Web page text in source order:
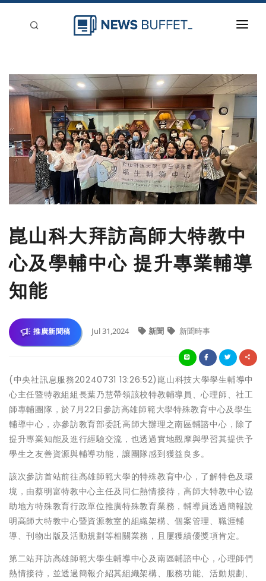
新聞稿分類
登入
刊登
崑山科大拜訪高師大特教中
心及學輔中心 提升專業輔導
知能
推廣新聞稿 Jul 31,2024 新聞 新聞時事
(中央社訊息服務20240731 13:26:52)崑山科技大學學生輔導中
心主任暨特教組組長葉乃慧帶領該校特教輔導員、心理師、社工
師專輔團隊，於7月22日參訪高雄師範大學特殊教育中心及學生
輔導中心，亦參訪教育部委託高師大辦理之南區輔諮中心，除了
提升專業知能及進行經驗交流，也透過實地觀摩與學習其提供予
學生之友善資源與輔導功能，讓團隊感到獲益良多。
該次參訪首站前往高雄師範大學的特殊教育中心，了解特色及環
境，由蔡明富特教中心主任及同仁熱情接待，高師大特教中心協
助地方特殊教育行政單位推廣特殊教育業務，輔導員透過簡報說
明高師大特教中心暨資源教室的組織架構、個案管理、職涯輔
導、刊物出版及活動規劃等相關業務，且屢獲績優獎項肯定。
第二站拜訪高雄師範大學生輔導中心及南區輔諮中心，心理師們
熱情接待，並透過簡報介紹其組織架構、服務功能、活動規劃、